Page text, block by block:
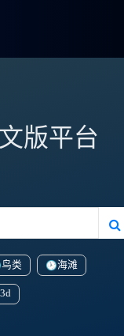
版平台
鸟类 海滩
3d